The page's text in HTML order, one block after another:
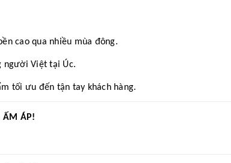
cao qua nhiều mùa đông.
người Việt tại Úc.
tối ưu đến tận tay khách hàng.
ẤM ÁP!